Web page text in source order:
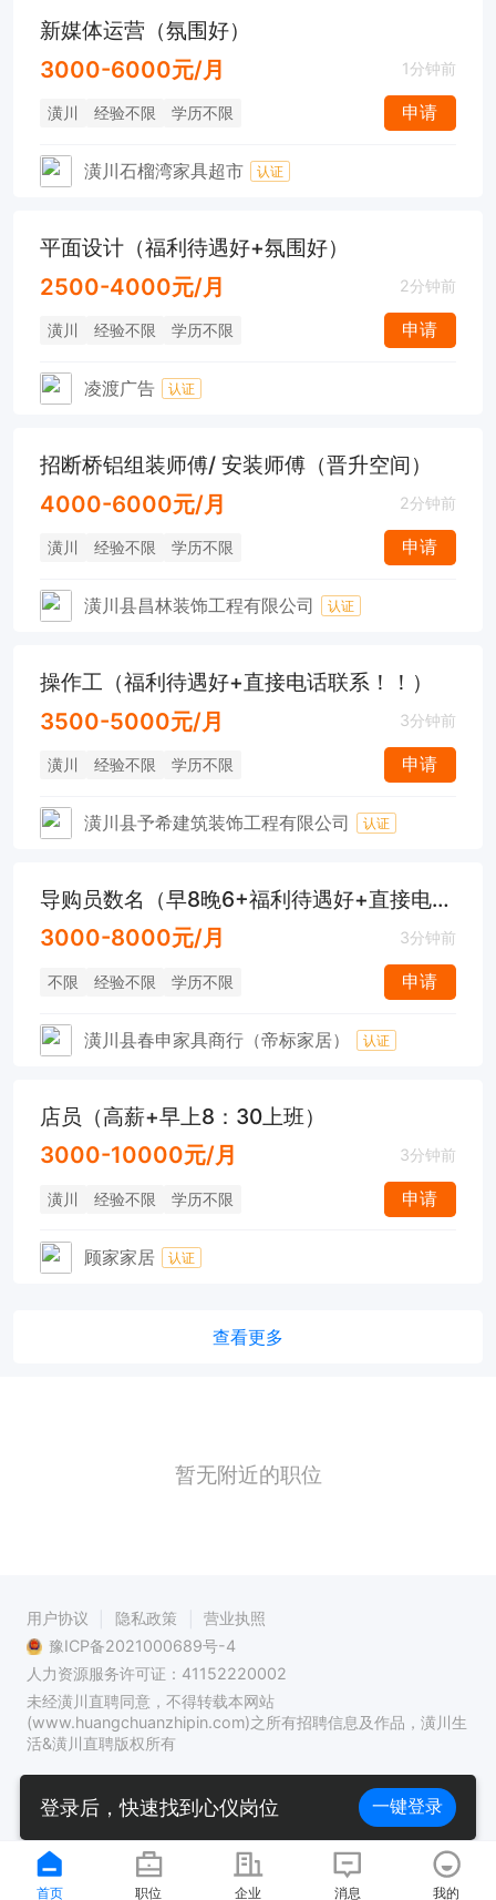
新媒体运营（氛围好）
3000-6000元/月 1分钟前
潢川 经验不限 学历不限 申请
潢川石榴湾家具超市 认证
平面设计（福利待遇好+氛围好）
2500-4000元/月 2分钟前
潢川 经验不限 学历不限 申请
凌渡广告 认证
招断桥铝组装师傅/ 安装师傅（晋升空间）
4000-6000元/月 2分钟前
潢川 经验不限 学历不限 申请
潢川县昌林装饰工程有限公司 认证
操作工（福利待遇好+直接电话联系！！）
3500-5000元/月 3分钟前
潢川 经验不限 学历不限 申请
潢川县予希建筑装饰工程有限公司 认证
导购员数名（早8晚6+福利待遇好+直接电话联系）
3000-8000元/月 3分钟前
不限 经验不限 学历不限 申请
潢川县春申家具商行（帝标家居） 认证
店员（高薪+早上8：30上班）
3000-10000元/月 3分钟前
潢川 经验不限 学历不限 申请
顾家家居 认证
查看更多
暂无附近的职位
用户协议 隐私政策
营业执照
豫ICP备2021000689号-4
人力资源服务许可证：41152220002
未经潢川直聘同意，不得转载本网站
(www.huangchuanzhipin.com)之所有招聘信息及作品，潢川生
活&潢川直聘版权所有
登录后，快速找到心仪岗位 一键登录
首页 职位 企业 消息 我的